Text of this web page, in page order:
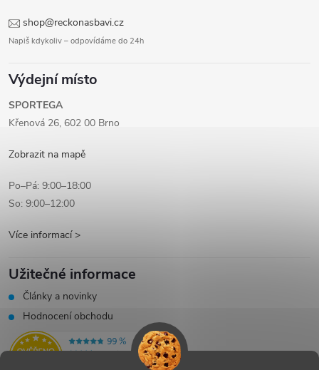
shop@reckonasbavi.cz
Napiš kdykoliv – odpovídáme do 24h
Výdejní místo
SPORTEGA
Křenová 26, 602 00 Brno
Zobrazit na mapě
Po–Pá: 9:00–18:00
So: 9:00–12:00
Více informací >
Užitečné informace
Články a novinky
Hodnocení obchodu